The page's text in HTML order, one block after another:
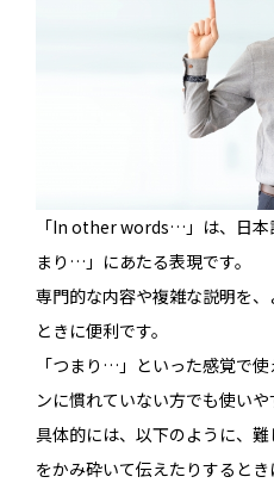
「In other words…」は、日
まり…」にあたる表現です。
専門的な内容や複雑な説明を
ときに便利です。
「つまり…」といった感覚で
ンに慣れていない方でも使いや
具体的には、以下のように、
をかみ砕いて伝えたりするとき